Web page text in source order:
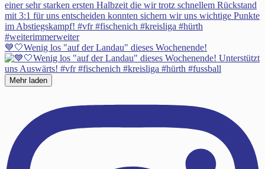
💙🤍Wenig los "auf der Landau" dieses Wochenende!
Mehr laden